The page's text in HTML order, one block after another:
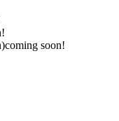
coming soon!